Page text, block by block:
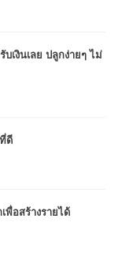
เงินเลย ปลูกง่ายๆ ไม่
ดี
อสร้างรายได้